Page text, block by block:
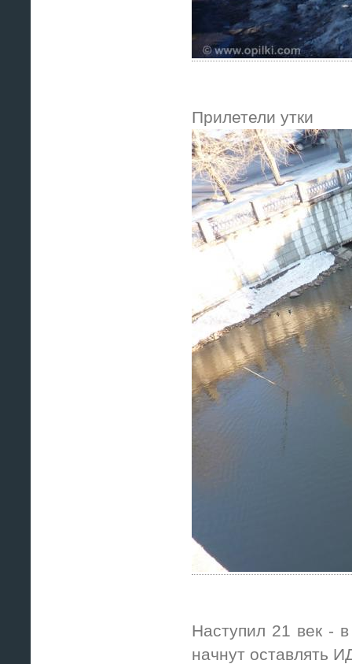
Прилетели утки
Наступил 21 век -
начнут оставлять